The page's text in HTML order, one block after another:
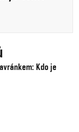
Kdo je